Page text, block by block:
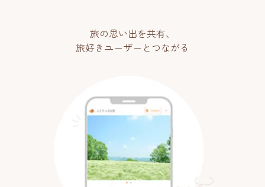
旅の思い出を共有、
旅好きユーザーとつながる